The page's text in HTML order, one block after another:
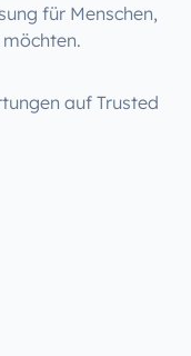
für Menschen,
auf Trusted